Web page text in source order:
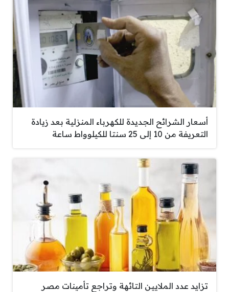
أسعار الشرائح الجديدة للكهرباء المنزلية بعد زيادة
التعريفة من 10 إلى 25 سنتا للكيلوواط ساعة
تزايد عدد الملايين التائهة وتراجع تأمينات مصر